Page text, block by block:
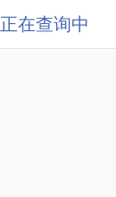
正在查询中